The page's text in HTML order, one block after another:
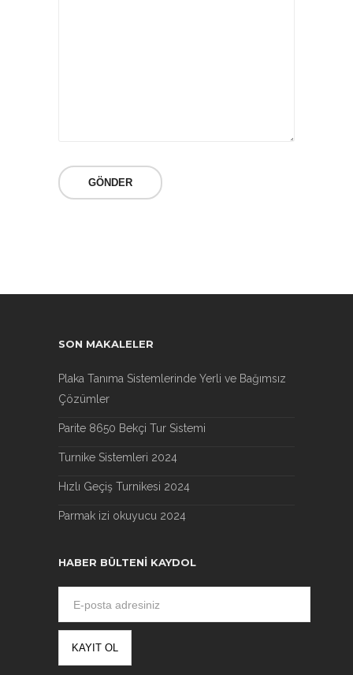
SON MAKALELER
Plaka Tanıma Sistemlerinde Yerli ve Bağımsız
Çözümler
Parite 8650 Bekçi Tur Sistemi
Turnike Sistemleri 2024
Hızlı Geçiş Turnikesi 2024
Parmak izi okuyucu 2024
HABER BÜLTENI KAYDOL